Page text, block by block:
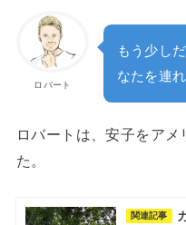
ロバート
もう少し
なたを連
ロバートは、安子をア
た。
関連記事